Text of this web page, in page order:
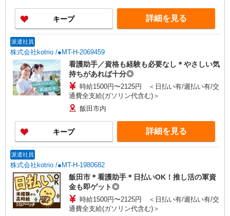
キープ 詳細を見る
派遣社員
株式会社kotrio /●MT-H-2069459
看護助手／資格も経験も必要なし＊やさしい気
持ちがあれば十分◎
時給1500円〜2125円 ＜日払い有/週払い有/交
通費全支給(ガソリン代含む)＞
飯田市内
キープ 詳細を見る
派遣社員
株式会社kotrio /●MT-H-1980682
飯田市＊看護助手＊日払いOK！推し活の軍資
金も即ゲット◎
時給1500円〜2125円 ＜日払い有/週払い有/交
通費全支給(ガソリン代含む)＞